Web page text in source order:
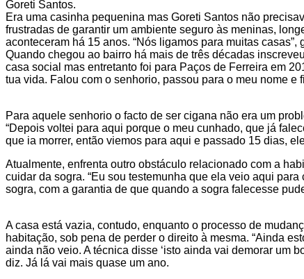
Goreti Santos.
Era uma casinha pequenina mas Goreti Santos não
frustradas de garantir um ambiente seguro às meninas,
aconteceram há 15 anos. “Nós ligamos para muitas
Quando chegou ao bairro há mais de três décadas
casa social mas entretanto foi para Paços de Ferreira em
tua vida. Falou com o senhorio, passou para o meu nome e
Para aquele senhorio o facto de ser cigana não era um
“Depois voltei para aqui porque o meu cunhado, que já
que ia morrer, então viemos para aqui e passado 15 dias,
Atualmente, enfrenta outro obstáculo relacionado com a
cuidar da sogra. “Eu sou testemunha que ela veio aqui
sogra, com a garantia de que quando a sogra falecesse
A casa está vazia, contudo, enquanto o processo de
habitação, sob pena de perder o direito à mesma. “Ainda
ainda não veio. A técnica disse ‘isto ainda vai demorar um
diz. Já lá vai mais quase um ano.